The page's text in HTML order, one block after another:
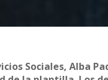
Sociales, Alba